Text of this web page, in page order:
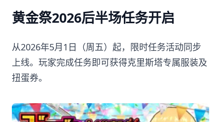
黄金祭2026后半场任务开启
从2026年5月1日（周五）起，限时任务活动同步
上线。玩家完成任务即可获得克里斯塔专属服装及
扭蛋券。